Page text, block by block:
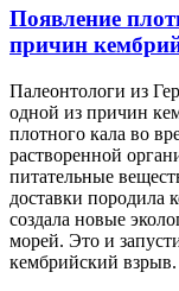
Появление
причин
Палеонтологи из
одной из причин
плотного кала во
растворенной
питательные
доставки породила
создала новые
морей. Это и
кембрийский взрыв.